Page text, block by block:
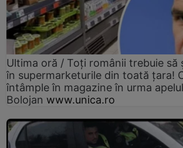
Ultima oră / Toți românii trebuie să
în supermarketurile din toată țara!
întâmple în magazine în urma
Bolojan www.unica.ro